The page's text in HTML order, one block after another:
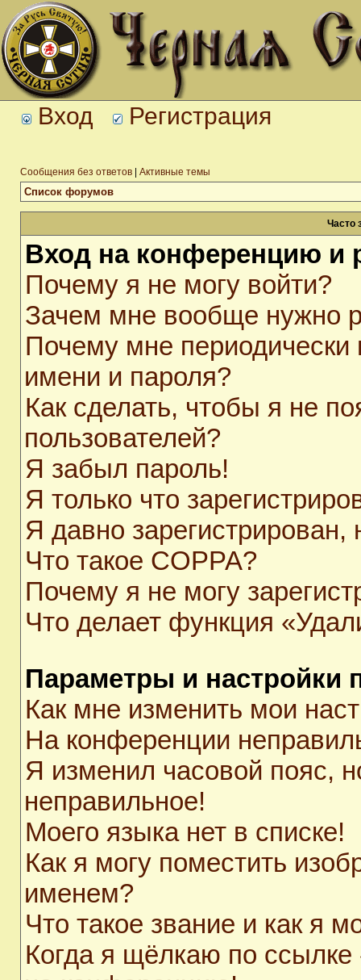
Вход Регистрация
Сообщения без ответов Активные темы
Список форумов
Часто
Вход на конференцию и
Почему я не могу войти?
Зачем мне вообще нужно
Почему мне периодически
имени и пароля?
Как сделать, чтобы я не
пользователей?
Я забыл пароль!
Я только что
Я давно
Что такое COPPA?
Почему я не могу
Что делает функция
Параметры и настройки
Как мне изменить мои
На конференции
Я изменил часовой пояс,
неправильное!
Моего языка нет в списке!
Как я могу поместить
именем?
Что такое звание и как я
Когда я щёлкаю по ссылке